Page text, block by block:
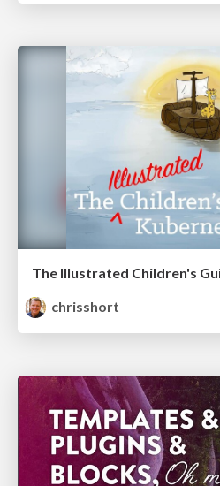
The Illustrated Children's
chrisshort